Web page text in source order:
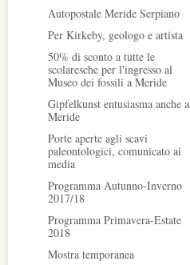
Autopostale Meride Serpiano
Per Kirkeby, geologo e artista
50% di sconto a tutte le
scolaresche per l'ingresso al
Museo dei fossili a Meride
Gipfelkunst entusiasma anche a
Meride
Porte aperte agli scavi
paleontologici, comunicato ai
media
Programma Autunno-Inverno
2017/18
Programma Primavera-Estate
2018
Mostra temporanea